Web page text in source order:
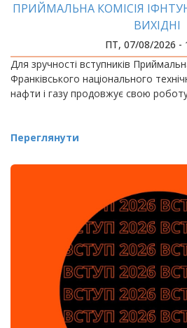
ПРИЙМАЛЬНА КОМІСІЯ
ВИХІДНІ
ПТ, 07/08/2026 -
Для зручності вступників
Франківського національного
нафти і газу продовжує свою роботу
Переглянути